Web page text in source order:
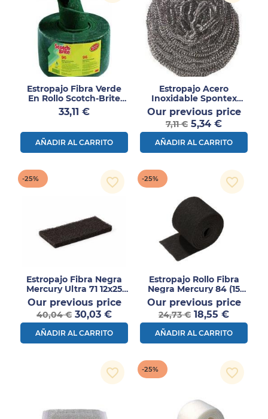
Estropajo Fibra Verde
En Rollo Scotch-Brite
6m
Precio
33,11 €
AÑADIR AL CARRITO
Estropajo Acero
Inoxidable Spontex
Superinox 27 – 10 Uds
Our previous price
7,11 € Precio
5,34 €
AÑADIR AL CARRITO
Estropajo Fibra Negra
Mercury Ultra 71 12x25
Cm – Pack 10 Uds
Our previous pricePrecio
40,04 € Precio
30,03 €
AÑADIR AL CARRITO
-25% favorite_border
Estropajo Rollo Fibra
Negra Mercury 84 (15
Cm X 3 M) – Abrasivo
Profesional | 1 Ud
Our previous price
24,73 € Precio
18,55 €
AÑADIR AL CARRITO
-25% favorite_border
favorite_border -25% favorite_border